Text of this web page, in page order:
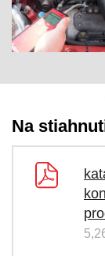
Na